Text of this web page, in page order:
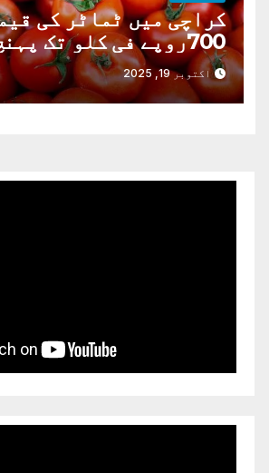
کراچی میں ٹماٹر کی
700روپے فی کلو تک پہنچ گئی
اکتوبر 19, 2025